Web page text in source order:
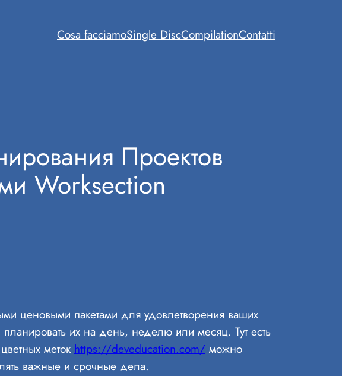
Cosa facciamoSingle DiscCompilationContatti
Проектов
Worksection
ценовыми пакетами для удовлетворения ваших
их на день, неделю или месяц. Тут есть
меток https://deveducation.com/ можно
важные и срочные дела.